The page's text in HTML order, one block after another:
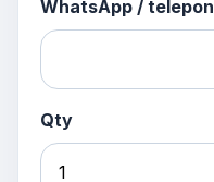
WhatsApp / telepon
Qty